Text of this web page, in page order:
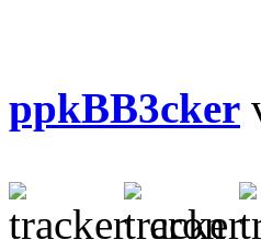
ppkBB3cker